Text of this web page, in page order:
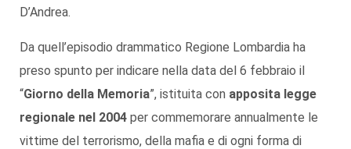
D’Andrea.
Da quell’episodio drammatico Regione Lombardia ha
preso spunto per indicare nella data del 6 febbraio il
“Giorno della Memoria”, istituita con apposita legge
regionale nel 2004 per commemorare annualmente le
vittime del terrorismo, della mafia e di ogni forma di